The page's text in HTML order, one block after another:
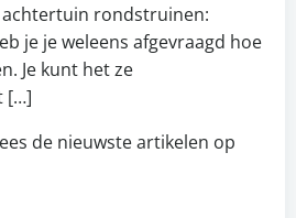
achtertuin rondstruinen:
je je weleens afgevraagd hoe
Je kunt het ze
[…]
de nieuwste artikelen op